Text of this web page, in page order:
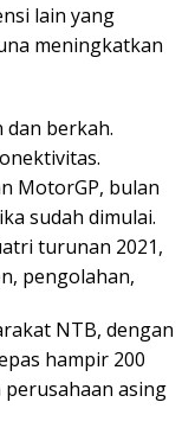
lain yang
meningkatkan
dan berkah.
MotorGP, bulan
sudah dimulai.
turunan 2021,
pengolahan,
NTB, dengan
hampir 200
perusahaan asing